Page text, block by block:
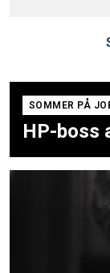
SOMMER PÅ
HP-boss